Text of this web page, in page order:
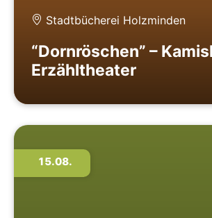
Stadtbücherei Holzminden
“Dornröschen” –
Erzähltheater
15.08.